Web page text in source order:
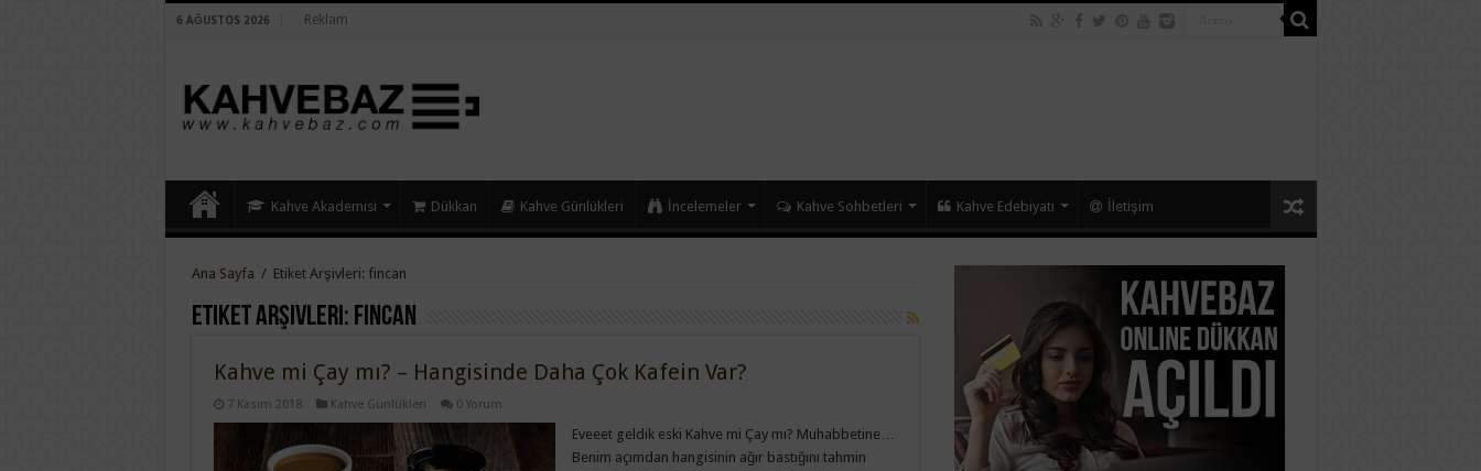
6 AĞUSTOS 2026 Reklam
Kahve Akademisi Dükkan Kahve Günlükleri İncelemeler Kahve Sohbetleri Kahve Edebiyatı İletişim
Ana Sayfa / Etiket Arşivleri: fincan
Etiket Arşivleri: fincan
Kahve mi Çay mı? – Hangisinde Daha Çok Kafein Var?
7 Kasım 2018 Kahve Günlükleri 0 Yorum
Eveeet geldik eski Kahve mi Çay mı? Muhabbetine…
Benim açımdan hangisinin ağır bastığını tahmin